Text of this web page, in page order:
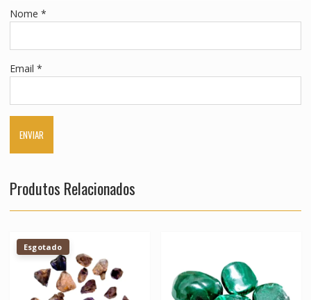
Nome *
Email *
Produtos Relacionados
Esgotado